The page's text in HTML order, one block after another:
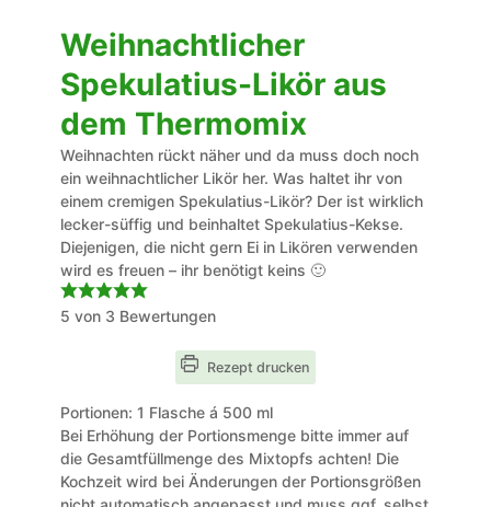
Weihnachtlicher
Spekulatius-Likör aus
dem Thermomix
Weihnachten rückt näher und da muss doch noch
ein weihnachtlicher Likör her. Was haltet ihr von
einem cremigen Spekulatius-Likör? Der ist wirklich
lecker-süffig und beinhaltet Spekulatius-Kekse.
Diejenigen, die nicht gern Ei in Likören verwenden
wird es freuen – ihr benötigt keins 🙂
5 von 3 Bewertungen
Rezept drucken
Portionen: 1 Flasche á 500 ml
Bei Erhöhung der Portionsmenge bitte immer auf
die Gesamtfüllmenge des Mixtopfs achten! Die
Kochzeit wird bei Änderungen der Portionsgrößen